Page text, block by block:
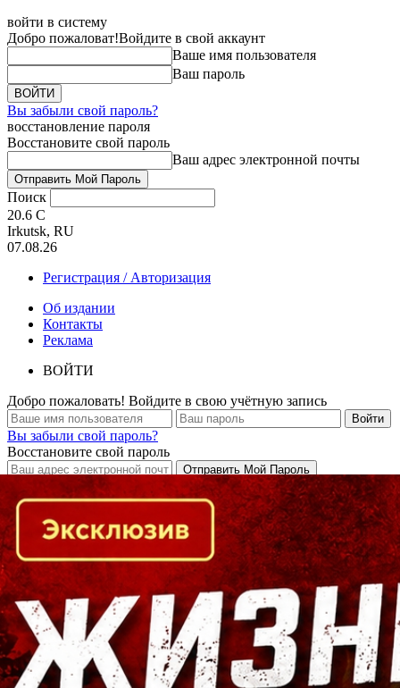
войти в систему
Добро пожаловат!Войдите в свой аккаунт
Ваше имя пользователя
Ваш пароль
Вы забыли свой пароль?
восстановление пароля
Восстановите свой пароль
Ваш адрес электронной почты
Поиск
20.6 C
Irkutsk, RU
07.08.26
Регистрация / Авторизация
Об издании
Контакты
Реклама
ВОЙТИ
Добро пожаловать! Войдите в свою учётную запись
Вы забыли свой пароль?
Восстановите свой пароль
Кто есть кто в Байкальском регионе